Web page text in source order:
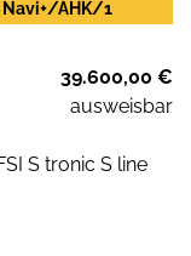
Navi+/AHK/1
39.600,00 €
ausweisbar